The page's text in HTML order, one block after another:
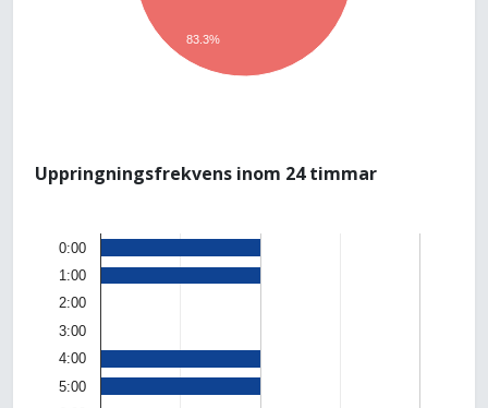
83.3%
Uppringningsfrekvens inom 24 timmar
0:00
1:00
2:00
3:00
4:00
5:00